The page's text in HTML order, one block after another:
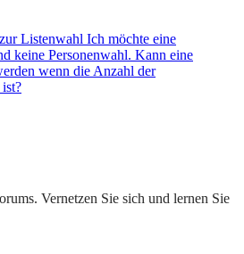
Listenwahl Ich möchte eine
keine Personenwahl. Kann eine
wenn die Anzahl der
Vernetzen Sie sich und lernen Sie